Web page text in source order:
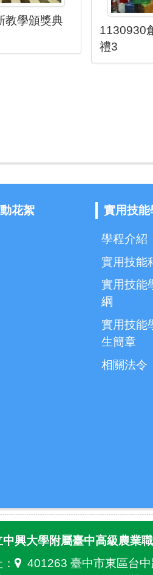
教學頒獎典
1130930
禮3
花絮 實用技能
學程介紹
實用技能
實用技能
綱
實用技能
生簡章
相關法令
中興大學附屬臺中高級農業
401263 臺中市東區台